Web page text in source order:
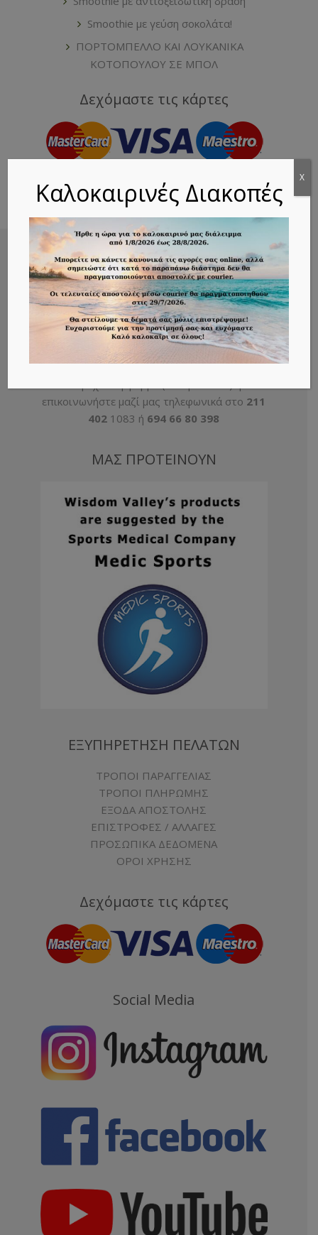
Smoothie με γεύση σοκολάτα!
ΠΟΡΤΟΜΠΕΛΛΟ ΚΑΙ ΛΟΥΚΑΝΙΚΑ
ΚΟΤΟΠΟΥΛΟΥ ΣΕ ΜΠΟΛ
Δεχόμαστε τις κάρτες
ΧΟΝΔΡΙΚΗ ΠΩΛΗΣΗ
H εταιρία Wisdom Valley διανέμει τα
προϊόντα της μέσω χονδρικής πώλησης σε
επιλεγμένους χώρους και καταστήματα σε
όλη την Ελλάδα! Εάν ενδιαφέρεστε για τα
προϊόντα μας συμπληρώστε τα στοιχεία σας
επικοινωνήστε μαζί μας τηλεφωνικά στο 211
402 1083 ή 694 66 80 398
ΜΑΣ ΠΡΟΤΕΙΝΟΥΝ
ΕΞΥΠΗΡΕΤΗΣΗ ΠΕΛΑΤΩΝ
ΤΡΟΠΟΙ ΠΑΡΑΓΓΕΛΙΑΣ
ΤΡΟΠΟΙ ΠΛΗΡΩΜΗΣ
ΕΞΟΔΑ ΑΠΟΣΤΟΛΗΣ
ΕΠΙΣΤΡΟΦΕΣ / ΑΛΛΑΓΕΣ
ΠΡΟΣΩΠΙΚΑ ΔΕΔΟΜΕΝΑ
ΟΡΟΙ ΧΡΗΣΗΣ
Δεχόμαστε τις κάρτες
Social Media
Καλοκαιρινές Διακοπές
X